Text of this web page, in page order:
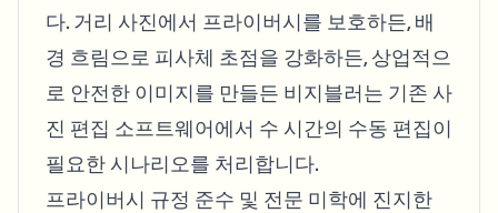
다. 거리 사진에서 프라이버시를 보호하든, 배
경 흐림으로 피사체 초점을 강화하든, 상업적으
로 안전한 이미지를 만들든 비지블러는 기존 사
진 편집 소프트웨어에서 수 시간의 수동 편집이
필요한 시나리오를 처리합니다.
프라이버시 규정 준수 및 전문 미학에 진지한